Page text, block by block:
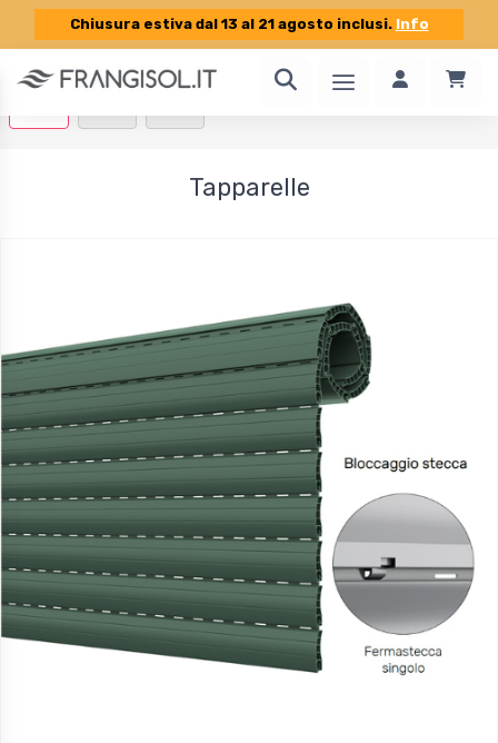
Chiusura estiva dal 13 al 21 agosto inclusi. Info
Tapparelle